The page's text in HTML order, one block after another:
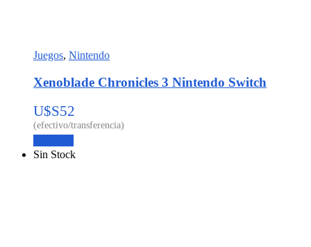
Juegos, Nintendo
Xenoblade Chronicles 3 Nintendo Switch
U$S52
Sin Stock